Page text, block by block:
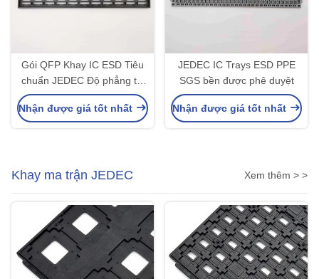
Gói QFP Khay IC ESD Tiêu
chuẩn JEDEC Độ phẳng tối
đa 0,76mm
Nhận được giá tốt nhất
JEDEC IC Trays ESD PPE
SGS bền được phê duyệt
Nhận được giá tốt nhất
Khay ma trận JEDEC Xem thêm > >